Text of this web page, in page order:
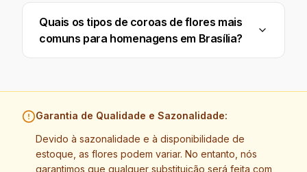
Quais os tipos de coroas de flores mais
comuns para homenagens em Brasília?
Garantia de Qualidade e Sazonalidade:
Devido à sazonalidade e à disponibilidade de
estoque, as flores podem variar. No entanto, nós
garantimos que qualquer substituição será feita com